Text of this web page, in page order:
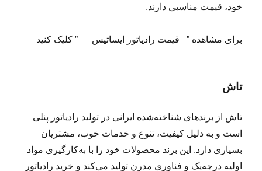
خود، قیمت مناسبی دارند.
برای مشاهده ” قیمت رادیاتور ایساتیس ” کلیک کنید
تاش
تاش از برندهای شناخته‌شده ایرانی در تولید رادیاتور پنلی
است و به دلیل کیفیت، تنوع و خدمات خوب، مشتریان
بسیاری دارد. این برند محصولات خود را با به‌کارگیری مواد
اولیه درجه‌یک و فناوری مدرن تولید می‌کند و خرید رادیاتور